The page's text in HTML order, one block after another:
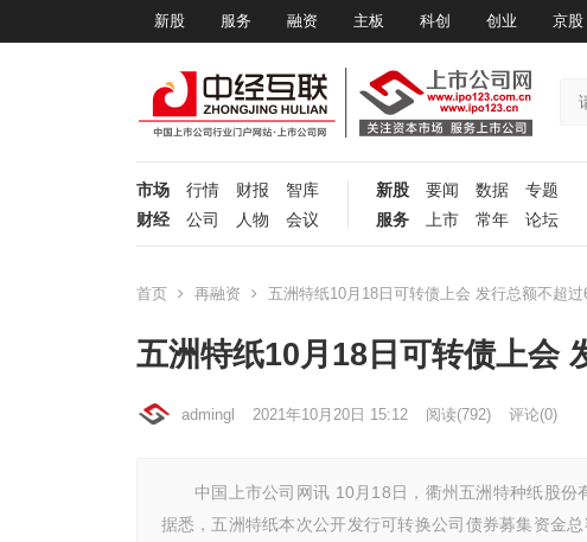
新股 服务 融资 主板 科创 创业 京股
市场 行情 财报
智库
财经
公司 人物 会议
新股 要闻 数据
专题
服务
上市 常年 论坛
首页 再融资 五洲特纸10月18日可转债上会 发行总额不超过
五洲特纸10月18日可转债上会
admingl 2021年10月20日 15:12 阅读(792) 评论(0)
中国上市公司网讯 10月18日，衢州五洲特种纸股
据悉，五洲特纸本次公开发行可转换公司债券募集资金